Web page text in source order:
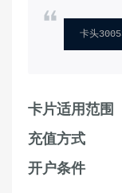
卡头
卡片适用范围
充值方式
开户条件